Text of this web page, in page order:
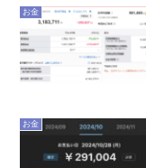
お金
お金